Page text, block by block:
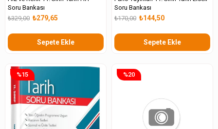
Soru Bankası
₺279,65
₺329,00
Sepete Ekle
Soru Bankası
₺144,50
₺170,00
Sepete Ekle
%15 %20